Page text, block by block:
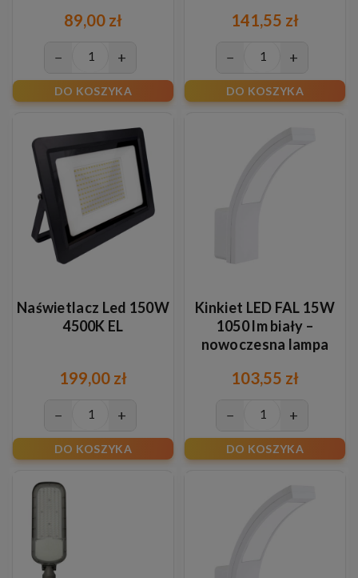
89,00 zł
− +
DO KOSZYKA
4000K
141,55 zł
− +
DO KOSZYKA
Naświetlacz Led 150W
4500K EL
199,00 zł
− +
DO KOSZYKA
Kinkiet LED FAL 15W
1050 lm biały –
nowoczesna lampa
4000K
103,55 zł
− +
DO KOSZYKA